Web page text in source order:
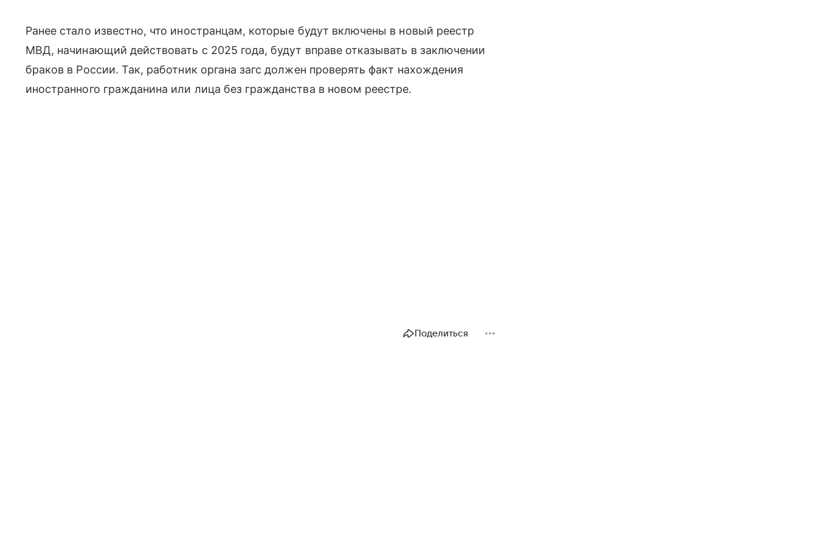
Ранее стало известно, что иностранцам, которые будут включены в новый реестр
МВД, начинающий действовать с 2025 года, будут вправе отказывать в заключении
браков в России. Так, работник органа загс должен проверять факт нахождения
иностранного гражданина или лица без гражданства в новом реестре.
Поделиться